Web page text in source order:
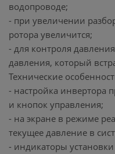
водопроводе;
- при увеличении
ротора увеличится;
- для контроля
давления, который
Технические
- настройка инвертора
и кнопок управления;
- на экране в режиме
текущее давление в
- индикаторы